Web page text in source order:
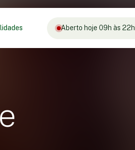
Aberto hoje 09h às 22h